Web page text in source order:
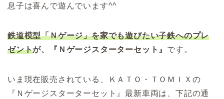
息子は喜んで遊んでいます^^
鉄道模型「Ｎゲージ」を家でも遊びたい子鉄へのプレ
ゼントが、『Ｎゲージスターターセット』 です。
いま現在販売されている、ＫＡＴＯ・ＴＯＭＩＸの
『Ｎゲージスターターセット』最新車両は、下記の通